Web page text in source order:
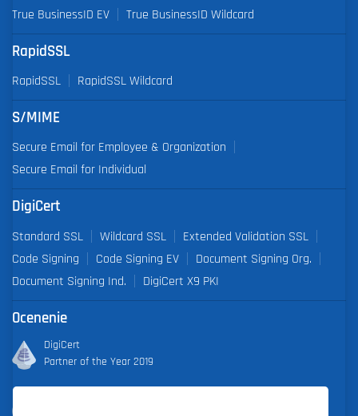
True BusinessID EV
True BusinessID Wildcard
RapidSSL
RapidSSL RapidSSL Wildcard
S/MIME
Secure Email for Employee & Organization
Secure Email for Individual
DigiCert
Standard SSL Wildcard SSL
Extended Validation SSL
Code Signing
Code Signing EV
Document Signing Org.
Document Signing Ind.
DigiCert X9 PKI
Ocenenie
DigiCert
Partner of the Year 2019